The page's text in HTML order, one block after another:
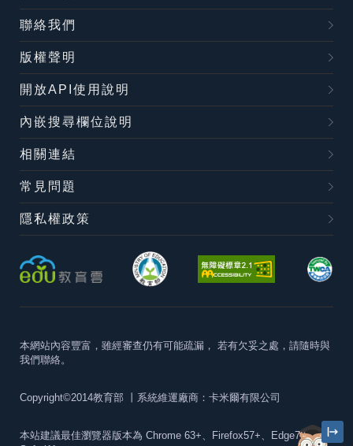
聯絡我們
版權聲明
開放API使用說明
內嵌搜尋欄位說明
相關連結
常見問題
隱私權政策
本網站內容豐富，雖經審查仍有可能疏漏， 若有欠妥之處，請隨時與
我們聯絡。
Copyright©2014教育部 丨系統維運廠商：卡米爾有限公司
本站建議最佳瀏覽器版本為 Chrome 63+、Firefox57+、Edge79+及